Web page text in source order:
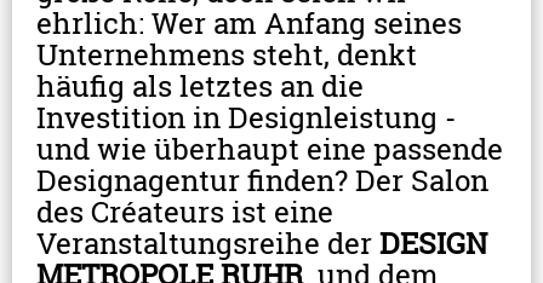
ehrlich: Wer am Anfang seines
Unternehmens steht, denkt
häufig als letztes an die
Investition in Designleistung -
und wie überhaupt eine passende
Designagentur finden? Der Salon
des Créateurs ist eine
Veranstaltungsreihe der DESIGN
METROPOLE RUHR